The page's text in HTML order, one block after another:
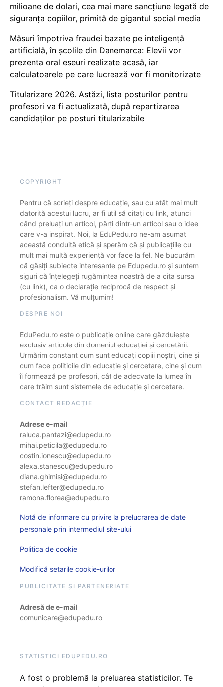
milioane de dolari, cea mai mare sancțiune legată de
siguranța copiilor, primită de gigantul social media
Măsuri împotriva fraudei bazate pe inteligență
artificială, în școlile din Danemarca: Elevii vor
prezenta oral eseuri realizate acasă, iar
calculatoarele pe care lucrează vor fi monitorizate
Titularizare 2026. Astăzi, lista posturilor pentru
profesori va fi actualizată, după repartizarea
candidaților pe posturi titularizabile
COPYRIGHT
Pentru că scrieți despre educație, sau cu atât mai mult
datorită acestui lucru, ar fi util să citați cu link, atunci
când preluați un articol, părți dintr-un articol sau o idee
care v-a inspirat. Noi, la EduPedu.ro ne-am asumat
această conduită etică și sperăm că și publicațiile cu
mult mai multă experiență vor face la fel. Ne bucurăm
că găsiți subiecte interesante pe Edupedu.ro și suntem
siguri că înțelegeți rugămintea noastră de a cita sursa
(cu link), ca o declarație reciprocă de respect și
profesionalism. Vă mulțumim!
DESPRE NOI
EduPedu.ro este o publicație online care găzduiește
exclusiv articole din domeniul educației și cercetării.
Urmărim constant cum sunt educați copiii noștri, cine și
cum face politicile din educație și cercetare, cine și cum
îi formează pe profesori, cât de adecvate la lumea în
care trăim sunt sistemele de educație și cercetare.
CONTACT REDACȚIE
Adrese e-mail
raluca.pantazi@edupedu.ro
mihai.peticila@edupedu.ro
costin.ionescu@edupedu.ro
alexa.stanescu@edupedu.ro
diana.ghimisi@edupedu.ro
stefan.lefter@edupedu.ro
ramona.florea@edupedu.ro
Notă de informare cu privire la prelucrarea de date
personale prin intermediul site-ului
Politica de cookie
Modifică setarile cookie-urilor
PUBLICITATE ȘI PARTENERIATE
Adresă de e-mail
comunicare@edupedu.ro
STATISTICI EDUPEDU.RO
A fost o problemă la preluarea statisticilor. Te